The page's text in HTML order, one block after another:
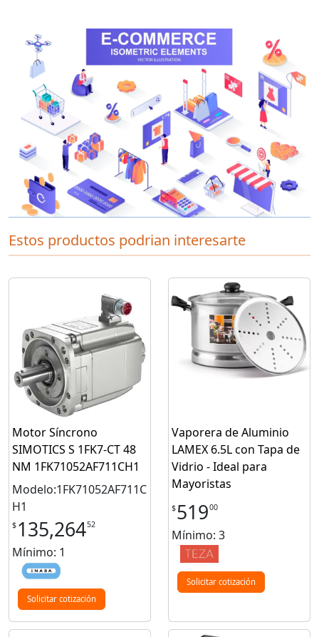
Estos productos podrian interesarte
Motor Síncrono
SIMOTICS S 1FK7-CT 48
NM 1FK71052AF711CH1
Modelo:1FK71052AF711C
H1
$ 135,26452
Mínimo: 1
Solicitar cotización
Vaporera de Aluminio
LAMEX 6.5L con Tapa de
Vidrio - Ideal para
Mayoristas
$51900
Mínimo: 3
Solicitar cotización